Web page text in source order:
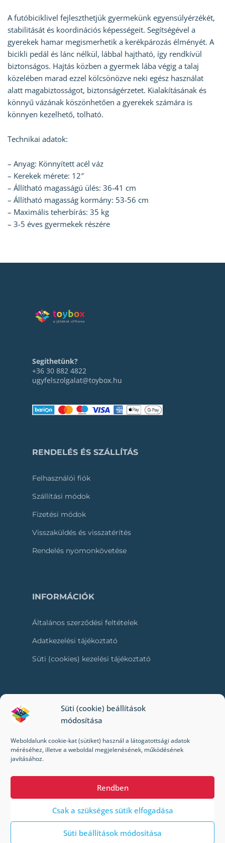
Süti (cookie) beállítások
módosítása
Weboldalunk cookie-kat (sütiket) használ a látogatottsági adatok
méréséhez, illetve a weboldal megjelenésének, működésének
javításához.
Rendben
Csak a szükséges sütik elfogadása
Süti beállítások módosítása
A futóbiciklivel fejleszthetjük gyermekünk egyensúlyérzékét,
stabilitását és koordinációs képességeit. Segítségével a
gyerekek hamar megismerhetik a kerékpározás élményét. A
bicikli pedál és lánc nélkül, lábbal hajtható, így rendkívül
biztonságos. Hajtás közben a gyermek lába végig a talaj
közelében marad ezzel kölcsönözve neki egész használat
alatt magabiztosságot, biztonságérzetet. Kialakításának és
könnyű vázának köszönhetően a gyerekek számára is
könnyen kezelhető, tolható.
Technikai adatok:
– Anyag: Könnyített acél váz
– Kerekek mérete: 12″
– Állítható magasságú ülés: 36-41 cm
– Állítható magasság kormány: 53-56 cm
– Maximális teherbírás: 35 kg
– 3-5 éves gyermekek részére
Segíthetünk?
+36 30 882 4822
ugyfelszolgalat@toybox.hu
RENDELÉS ÉS SZÁLLÍTÁS
Felhasználói fiók
Szállítási módok
Fizetési módok
Visszaküldés és visszatérítés
Rendelés nyomonkövetése
INFORMÁCIÓK
Általános szerződési feltételek
Adatkezelési tájékoztató
Süti (cookies) kezelési tájékoztató
RÓLUNK
Kik vagyunk mi?